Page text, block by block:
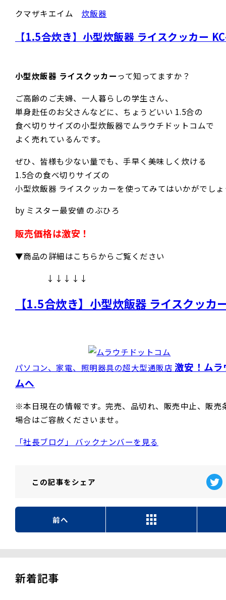
クマザキエイム 炊飯器
【1.5合炊き】小型炊飯器 ライスクッカー
小型炊飯器 ライスクッカーって知ってますか？
ご高齢のご夫婦、一人暮らしの学生さん、
単身赴任のお父さんなどに、ちょうどいい 1.5合の
食べ切りサイズの小型炊飯器でムラウチドットコムで
よく売れているんです。
ぜひ、皆様も少ない量でも、手早く美味しく炊ける
1.5合の食べ切りサイズの
小型炊飯器 ライスクッカーを使ってみてはいかがでし
by ミスター最安値 のぶひろ
販売価格は激安！
▼商品の詳細はこちらからご覧ください
↓↓↓↓↓
【1.5合炊き】小型炊飯器 ライスクッカ
パソコン、家電、照明器具の超大型通販店 激安！ム
ムへ
※本日現在の情報です。完売、品切れ、販売中止、販売
場合はご容赦くださいませ。
「社長ブログ」 バックナンバーを見る
この記事をシェア
前へ
新着記事